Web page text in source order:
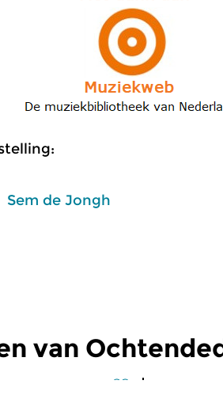
Sem de Jongh
van